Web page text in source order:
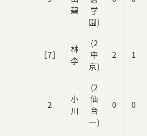
碧
学
園)
［7］
林
李
(2
中
京)
2 1
2
小
川
(2
仙
台
一)
0 0